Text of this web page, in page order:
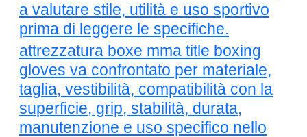
a valutare stile, utilità e uso sportivo
prima di leggere le specifiche.
attrezzatura boxe mma title boxing
gloves va confrontato per materiale,
taglia, vestibilità, compatibilità con la
superficie, grip, stabilità, durata,
manutenzione e uso specifico nello